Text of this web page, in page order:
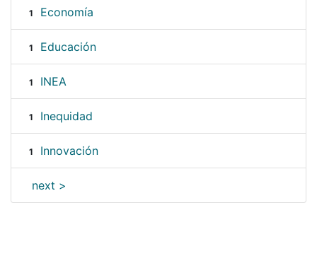
1 Economía
1 Educación
1 INEA
1 Inequidad
1 Innovación
next >